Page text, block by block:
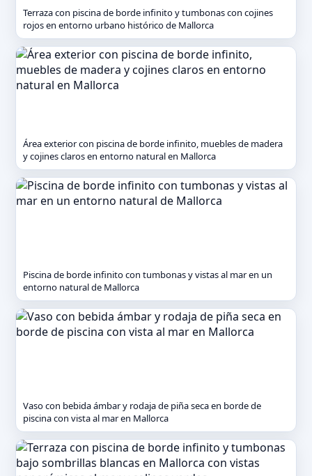
Terraza con piscina de borde infinito y tumbonas con cojines
rojos en entorno urbano histórico de Mallorca
Área exterior con piscina de borde infinito, muebles de madera
y cojines claros en entorno natural en Mallorca
Piscina de borde infinito con tumbonas y vistas al mar en un
entorno natural de Mallorca
Vaso con bebida ámbar y rodaja de piña seca en borde de
piscina con vista al mar en Mallorca